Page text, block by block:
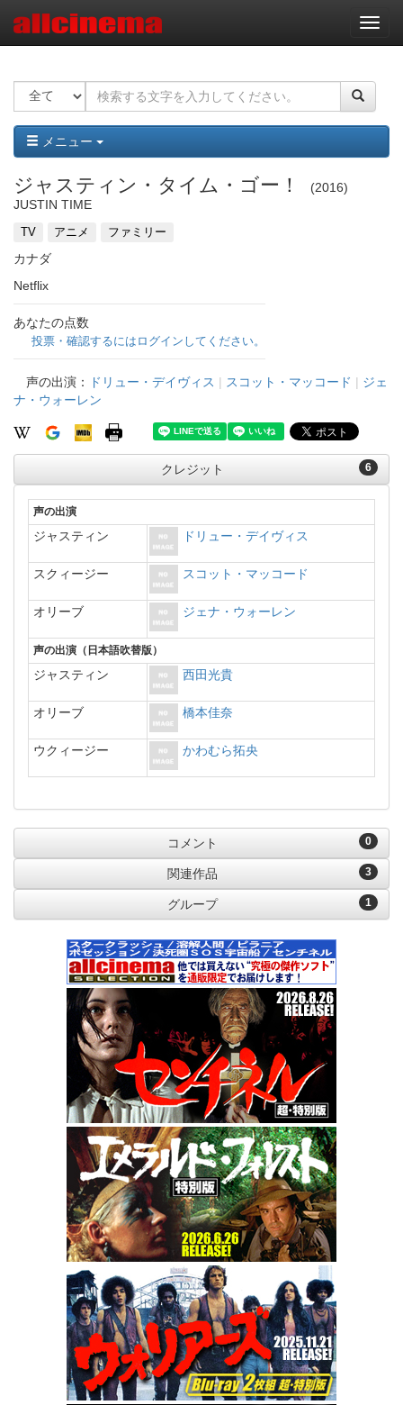
ナ
ビ
ー
ョ
ン
メニュー
ジャスティン・タイム・ゴー！
2016
JUSTIN TIME
TV アニメ ファミリー
カナダ
Netflix
あなたの点数
投票・確認するにはログインしてください。
声の出演： ドリュー・デイヴィス | スコット・マッコード | ジェ
ナ・ウォーレン
6
クレジット
声の出演
ジャスティン ドリュー・デイヴィス
スクィージー スコット・マッコード
オリーブ ジェナ・ウォーレン
声の出演（日本語吹替版）
ジャスティン 西田光貴
オリーブ 橋本佳奈
ウクィージー かわむら拓央
0
コメント
3
関連作品
1
グループ